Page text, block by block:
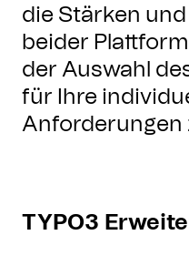
die Stärken
beider
der Auswahl
für Ihre
Anforderungen
TYPO3